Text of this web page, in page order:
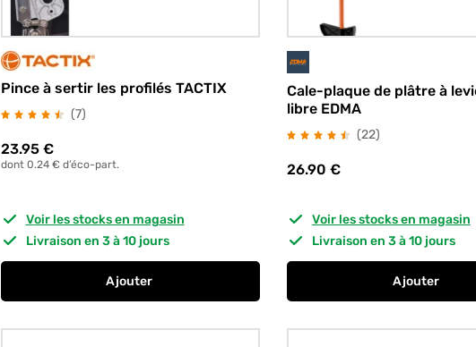
Pince à sertir les profilés TACTIX
(7)
23.95 €
dont 0.24 € d’éco-part.
Voir les stocks en magasin
Livraison en 3 à 10 jours
Ajouter
Pince à sertir les profilés TACTIX
Cale-plaque de plâtre à
libre EDMA
(22)
26.90 €
Voir les stocks en magasin
Livraison en 3 à 10 jours
Ajouter
Cale-